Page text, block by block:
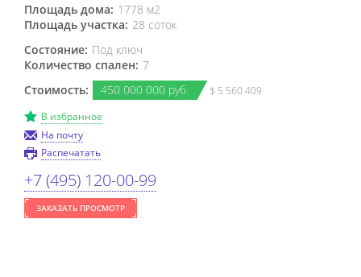
Площадь дома: 1778 м2
Площадь участка: 28 соток
Состояние: Под ключ
Количество спален: 7
Стоимость:
450 000 000 руб.
$ 5 560 409
В избранное
На почту
Распечатать
+7 (495) 120-00-99
ЗАКАЗАТЬ ПРОСМОТР